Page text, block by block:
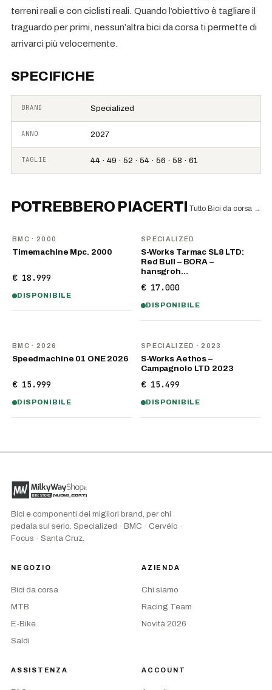
terreni reali e con ciclisti reali. Quando l’obiettivo è tagliare il
traguardo per primi, nessun’altra bici da corsa ti permette di
arrivarci più velocemente.
SPECIFICHE
BRAND Specialized
ANNO 2027
TAGLIE 44 · 49 · 52 · 54 · 56 · 58 · 61
POTREBBERO PIACERTI Tutto Bici da corsa →
BMC · 2000
Timemachine Mpc. 2000
€ 18.999
DISPONIBILE
SPECIALIZED
S-Works Tarmac SL8 LTD:
Red Bull – BORA –
hansgroh…
€ 17.000
DISPONIBILE
BMC · 2026
Speedmachine 01 ONE 2026
€ 15.999
DISPONIBILE
SPECIALIZED · 2023
S-Works Aethos –
Campagnolo LTD 2023
€ 15.499
DISPONIBILE
Bici e componenti dei migliori brand, per chi
pedala sul serio. Specialized · BMC · Cervélo ·
Focus · Santa Cruz.
NEGOZIO
Bici da corsa
MTB
E-Bike
Saldi
AZIENDA
Chi siamo
Racing Team
Novità 2026
ASSISTENZA ACCOUNT